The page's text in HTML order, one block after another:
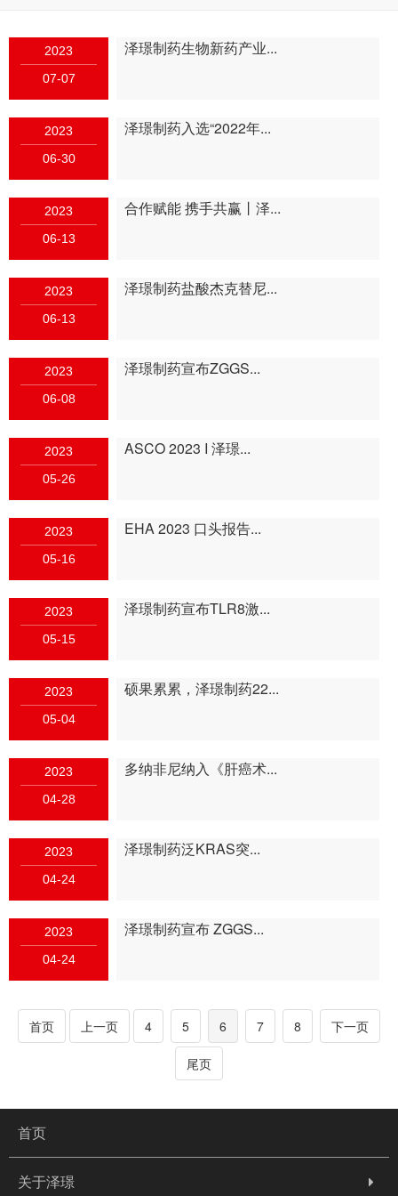
2023
07-07
泽璟制药生物新药产业...
2023
06-30
泽璟制药入选“2022年...
2023
06-13
合作赋能 携手共赢丨泽...
2023
06-13
泽璟制药盐酸杰克替尼...
2023
06-08
泽璟制药宣布ZGGS...
2023
05-26
ASCO 2023 I 泽璟...
2023
05-16
EHA 2023 口头报告...
2023
05-15
泽璟制药宣布TLR8激...
2023
05-04
硕果累累，泽璟制药22...
2023
04-28
多纳非尼纳入《肝癌术...
2023
04-24
泽璟制药泛KRAS突...
2023
04-24
泽璟制药宣布 ZGGS...
首页 上一页 4 5 6 7 8 下一页
尾页
首页
关于泽璟